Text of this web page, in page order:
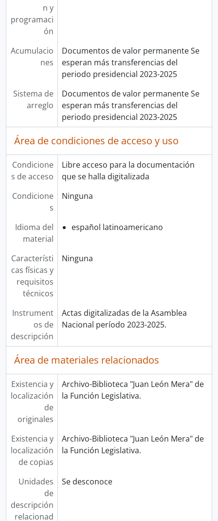
n y
programaci
ón
Acumulacio
nes
Documentos de valor permanente Se
esperan más transferencias del
periodo presidencial 2023-2025
Sistema de
arreglo
Documentos de valor permanente Se
esperan más transferencias del
periodo presidencial 2023-2025
Área de condiciones de acceso y uso
Condicione
s de acceso
Libre acceso para la documentación
que se halla digitalizada
Condicione
s
Ninguna
Idioma del
material
español latinoamericano
Característi
cas físicas y
requisitos
técnicos
Ninguna
Instrument
os de
descripción
Actas digitalizadas de la Asamblea
Nacional período 2023-2025.
Área de materiales relacionados
Existencia y
localización
de
originales
Archivo-Biblioteca "Juan León Mera" de
la Función Legislativa.
Existencia y
localización
de copias
Archivo-Biblioteca "Juan León Mera" de
la Función Legislativa.
Unidades
de
descripción
relacionad
Se desconoce